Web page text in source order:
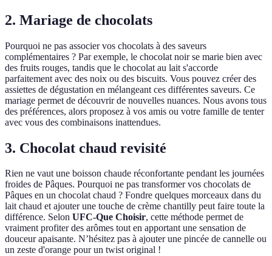
2. Mariage de chocolats
Pourquoi ne pas associer vos chocolats à des saveurs
complémentaires ? Par exemple, le chocolat noir se marie bien avec
des fruits rouges, tandis que le chocolat au lait s'accorde
parfaitement avec des noix ou des biscuits. Vous pouvez créer des
assiettes de dégustation en mélangeant ces différentes saveurs. Ce
mariage permet de découvrir de nouvelles nuances. Nous avons tous
des préférences, alors proposez à vos amis ou votre famille de tenter
avec vous des combinaisons inattendues.
3. Chocolat chaud revisité
Rien ne vaut une boisson chaude réconfortante pendant les journées
froides de Pâques. Pourquoi ne pas transformer vos chocolats de
Pâques en un chocolat chaud ? Fondre quelques morceaux dans du
lait chaud et ajouter une touche de crème chantilly peut faire toute la
différence. Selon UFC-Que Choisir, cette méthode permet de
vraiment profiter des arômes tout en apportant une sensation de
douceur apaisante. N’hésitez pas à ajouter une pincée de cannelle ou
un zeste d'orange pour un twist original !